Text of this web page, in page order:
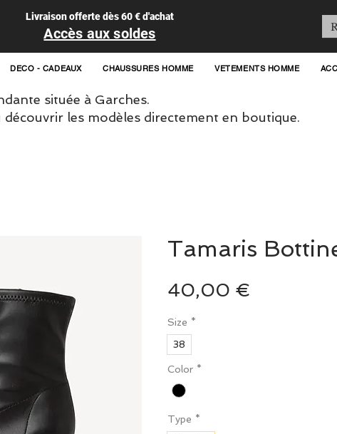
Livraison offerte dès 60 € d'achat
Accès aux soldes
DECO - CADEAUX CHAUSSURES HOMME VETEMENTS HOMME
située à Garches.
les modèles directement en boutique.
Tamaris
40,00 €
Size *
38
Color *
Type *